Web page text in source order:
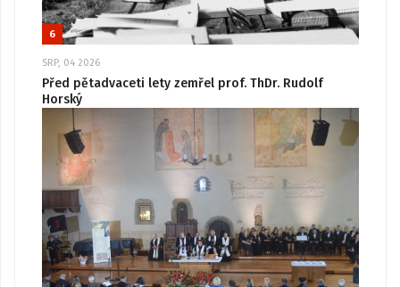
6
SRP, 04 2026
Před pětadvaceti lety zemřel prof. ThDr. Rudolf
Horský